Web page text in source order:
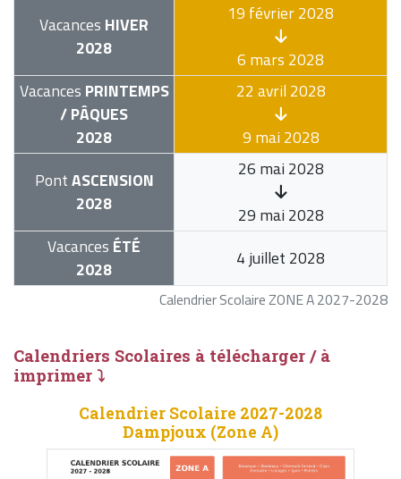
Calendrier Scolaire ZONE A 2027-2028
Vacances HIVER
2028
19 février 2028
6 mars 2028
Vacances PRINTEMPS
/ PÂQUES
2028
22 avril 2028
9 mai 2028
PontASCENSION
2028
26 mai 2028
29 mai 2028
Vacances ÉTÉ
2028
4 juillet 2028
Calendriers Scolaires à télécharger / à
imprimer ⤵
Calendrier Scolaire 2027-2028
Dampjoux (Zone A)